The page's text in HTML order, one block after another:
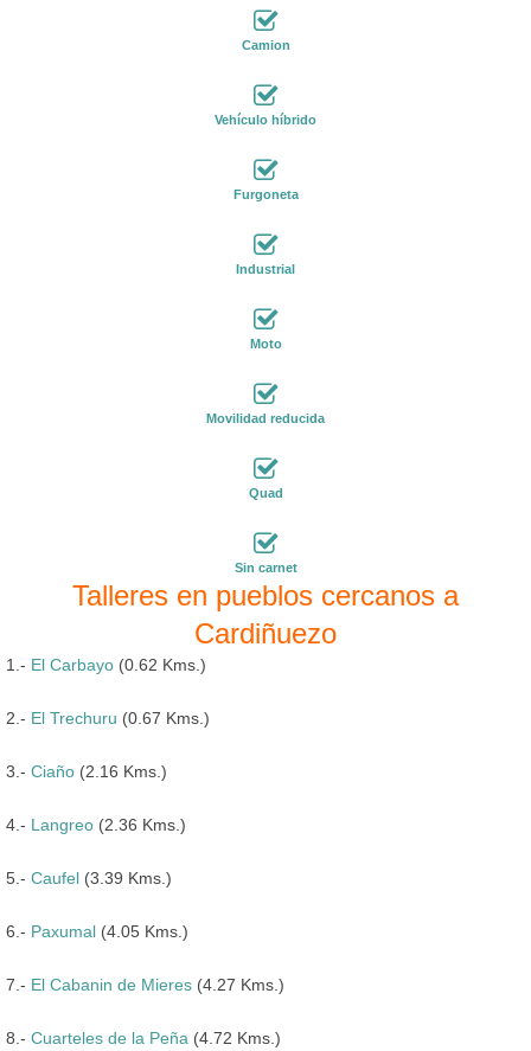
Camion
Vehículo híbrido
Furgoneta
Industrial
Moto
Movilidad reducida
Quad
Sin carnet
Talleres en pueblos cercanos a
Cardiñuezo
1.- El Carbayo (0.62 Kms.)
2.- El Trechuru (0.67 Kms.)
3.- Ciaño (2.16 Kms.)
4.- Langreo (2.36 Kms.)
5.- Caufel (3.39 Kms.)
6.- Paxumal (4.05 Kms.)
7.- El Cabanin de Mieres (4.27 Kms.)
8.- Cuarteles de la Peña (4.72 Kms.)